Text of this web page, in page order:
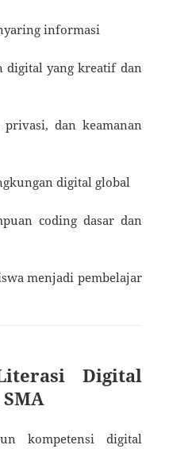
informasi
digital yang kreatif dan
dan keamanan
digital global
coding dasar dan
menjadi pembelajar
Digital
kompetensi digital